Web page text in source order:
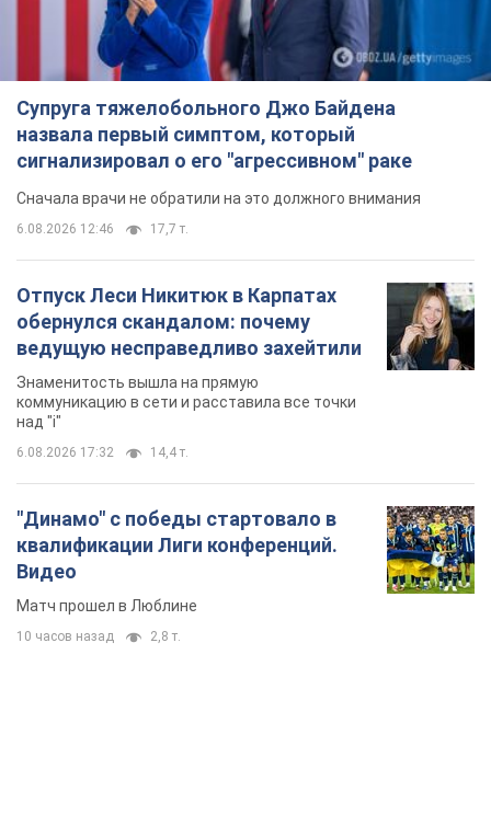
Супруга тяжелобольного Джо Байдена
назвала первый симптом, который
сигнализировал о его "агрессивном" раке
Сначала врачи не обратили на это должного внимания
6.08.2026 12:46 17,7 т.
Отпуск Леси Никитюк в Карпатах
обернулся скандалом: почему
ведущую несправедливо захейтили
Знаменитость вышла на прямую
коммуникацию в сети и расставила все точки
над "i"
6.08.2026 17:32 14,4 т.
"Динамо" с победы стартовало в
квалификации Лиги конференций.
Видео
Матч прошел в Люблине
10 часов назад 2,8 т.